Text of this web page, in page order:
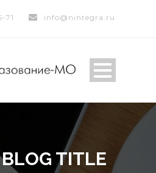
71 info@nintegra.ru
TITLE